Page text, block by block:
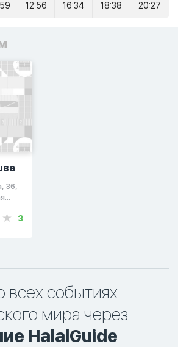
12:56 16:34 18:38 20:27
36,
3
всех событиях
мира через
HalalGuide